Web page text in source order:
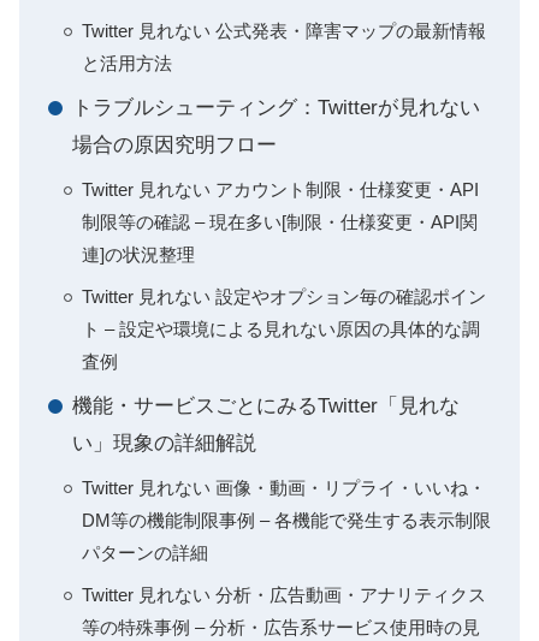
Twitter 見れない 公式発表・障害マップの最新情報
と活用方法
トラブルシューティング：Twitterが見れない
場合の原因究明フロー
Twitter 見れない アカウント制限・仕様変更・API
制限等の確認 – 現在多い[制限・仕様変更・API関
連]の状況整理
Twitter 見れない 設定やオプション毎の確認ポイン
ト – 設定や環境による見れない原因の具体的な調
査例
機能・サービスごとにみるTwitter「見れな
い」現象の詳細解説
Twitter 見れない 画像・動画・リプライ・いいね・
DM等の機能制限事例 – 各機能で発生する表示制限
パターンの詳細
Twitter 見れない 分析・広告動画・アナリティクス
等の特殊事例 – 分析・広告系サービス使用時の見